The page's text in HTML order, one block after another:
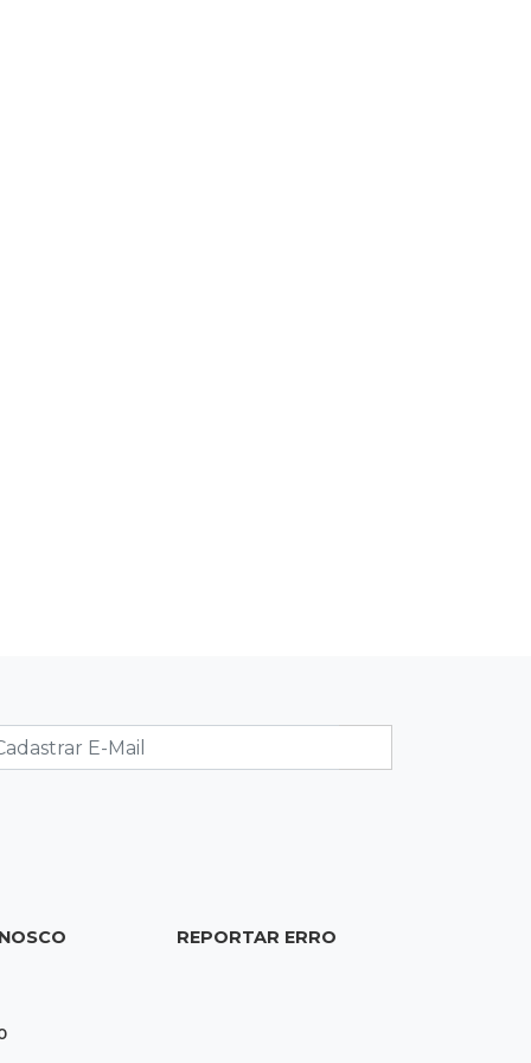
19:1895º caso
Foragido que se passava por pastor
o nome do pai a cada 2hREPORTAR ERRO